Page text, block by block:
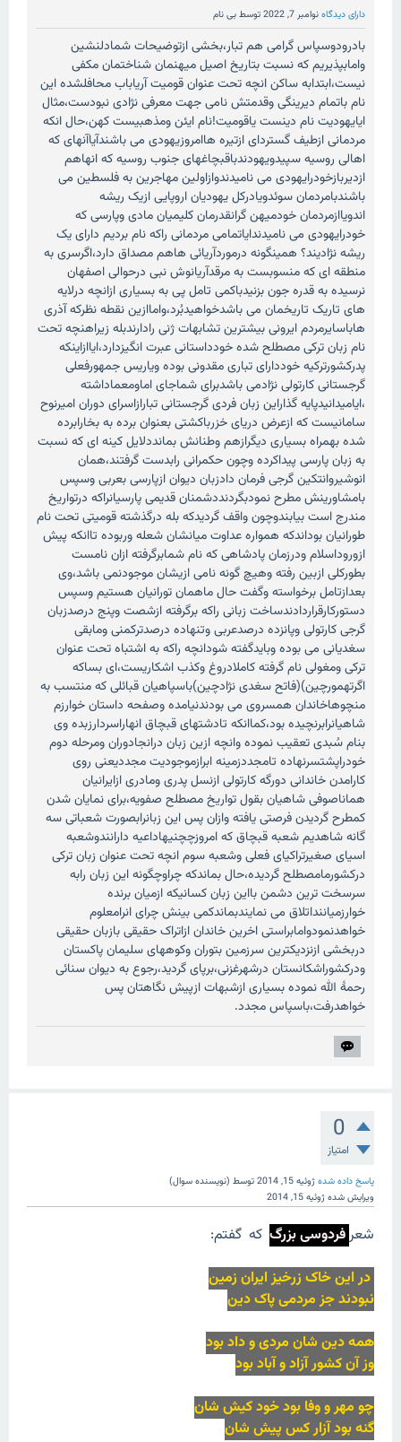
دارای دیدگاهنوامبر 7, 2022 توسطبی نام
بادرودوسپاس گرامی هم تبار،بخشی ازتوضیحات شمادلنشین
وامابپذیریم که نسبت بتاریخ اصیل میهنمان شناختمان مکفی
نیست،ابتدابه ساکن انچه تحت عنوان قومیت آریاباب محافلشده این
نام باتمام دیرینگی وقدمتش نامی جهت معرفی نژادی نبودست،مثال
ایایهودیت نام دینست یاقومیت!نام ایئن ومذهبیست کهن،حال انکه
مردمانی ازطیف گستردای ازتیره هاامروزیهودی می باشندآیاآنهای که
اهالی روسیه سپیدویهودندباقبچاغهای جنوب روسیه که انهاهم
ازدیربازخودرایهودی می نامیدندوازاولین مهاجرین به فلسطین می
باشندبامردمان سوئدویادرکل یهودیان اروپایی ازیک ریشه
اندویاازمردمان خودمیهن گرانقدرمان کلیمیان مادی وپارسی که
خودرایهودی می نامیدندایاتمامی مردمانی راکه نام بردیم دارای یک
ریشه نژادیند؟ همینگونه درموردآریائی هاهم مصداق دارد،اگرسری به
منطقه ای که منسوبست به مرقدآریانوش نبی درحوالی اصفهان
نرسیده به قدره جون بزنیدباکمی تامل پی به بسیاری ازانچه درلایه
های تاریک تاریخمان می باشدخواهیدبُرد،واماازین نقطه نظرکه آذری
هاباسایرمردم ایرونی بیشترین تشابهات ژنی رادارندبله زیراهنچه تحت
نام زبان ترکی مصطلح شده خودداستانی عبرت انگیزدارد،ایاازاینکه
پدرکشورترکیه خوددارای تباری مقدونی بوده ویاریس جمهورفعلی
گرجستانی کارتولی نژادمی باشدبرای شماجای اماومعماداشته
،ایامیدانیدپایه گذاراین زبان فردی گرجستانی تبارازاسرای دوران امیرنوح
سامانیست که ازعرض دریای خزرباکشتی بعنوان برده به بخارابرده
شده بهمراه بسیاری دیگرازهم وطنانش بمانددلایل کینه ای که نسبت
به زبان پارسی پیداکرده وچون حکمرانی رابدست گرفتند،همان
انوشیروانتکین گرجی فرمان دادزبان دیوان ازپارسی بعربی وسپس
بامشاورینش مطرح نمودبگردنددشمنان قدیمی پارسیانراکه درتواریخ
مندرج است بیابندوچون واقف گردیدکه بله درگذشته قومیتی تحت نام
طورانیان بوداندکه همواره عداوت میانشان شعله وربوده تاانکه پیش
ازوروداسلام ودرزمان پادشاهی که نام شمابرگرفته ازان نامست
بطورکلی ازبین رفته وهیچ گونه نامی ازیشان موجودنمی باشد،وی
بعدازتامل برخواسته وگفت حال ماهمان تورانیان هستیم وسپس
دستورکارقراردادندساخت زبانی راکه برگرفته ازشصت وپنج درصدزبان
گرجی کارتولی وپانزده درصدعربی وتنهاده درصدترکمنی ومابقی
سغدیانی می بوده وبایدگفته شودانچه راکه به اشتباه تحت عنوان
ترکی ومغولی نام گرفته کاملادروغ وکذب اشکاریست،ای بساکه
اگرتهمورچین)(فاتح سغدی نژادچین)باسپاهیان قبائلی که منتسب به
منچوهاخاندان همسروی می بودندنیامده وصفحه داستان خوارزم
شاهیانرابرنچیده بود،کماانکه تادشتهای قبچاق انهاراسردارزبده وی
بنام سُبدی تعقیب نموده وانچه ازین زبان درانجادوران ومرحله دوم
خودراپشتسرنهاده تامجددزمینه ابرازموجودیت مجددیعنی روی
کارامدن خاندانی دورگه کارتولی ازنسل پدری ومادری ازایرانیان
هماناصوفی شاهیان بقول تواریخ مصطلح صفویه،برای نمایان شدن
کمطرح گردیدن فرصتی یافته وازان پس این زبانرابصورت شعباتی سه
گانه شاهدیم شعبه قبچاق که امروزچچنیهاداعیه دارانندوشعبه
اسیای صغیرتراکیای فعلی وشعبه سوم انچه تحت عنوان زبان ترکی
درکشورمامصطلح گردیده،حال بماندکه چراوچگونه این زبان رابه
سرسخت ترین دشمن بااین زبان کسانیکه ازمیان برنده
خوارزمیاننداتلاق می نمایندبماندکمی بینش چرای انرامعلوم
خواهدنمودوامابراستی اخرین خاندان ازاتراک حقیقی بازبان حقیقی
دربخشی ازنزدیکترین سرزمین بتوران وکوههای سلیمان پاکستان
ودرکشوراشکانستان درشهرغزنی،برپای گردید،رجوع به دیوان سنائی
رحمۀ الله نموده بسیاری ازشبهات ازپیش نگاهتان پس
خواهدرفت،باسپاس مجدد.
0
امتیاز
پاسخ داده شدهژوئیه 15, 2014 توسط (نویسنده سوال)
ویرایش شدهژوئیه 15, 2014
شعرفردوسی بزرگ که گفتم:
در این خاک زرخیز ایران زمین
نبودند جز مردمی پاک دین
همه دین شان مردی و داد بود
وز آن کشور آزاد و آباد بود
چو مهر و وفا بود خود کیش شان
گنه بود آزار کس پیش شان